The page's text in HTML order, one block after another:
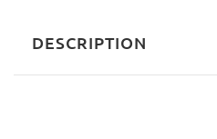
DESCRIPTION